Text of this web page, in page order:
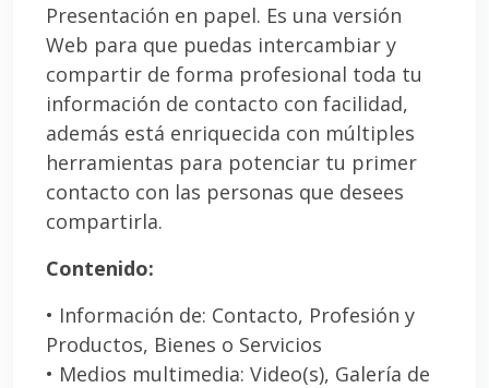
Presentación en papel. Es una versión
Web para que puedas intercambiar y
compartir de forma profesional toda tu
información de contacto con facilidad,
además está enriquecida con múltiples
herramientas para potenciar tu primer
contacto con las personas que desees
compartirla.
Contenido:
• Información de: Contacto, Profesión y
Productos, Bienes o Servicios
• Medios multimedia: Video(s), Galería de